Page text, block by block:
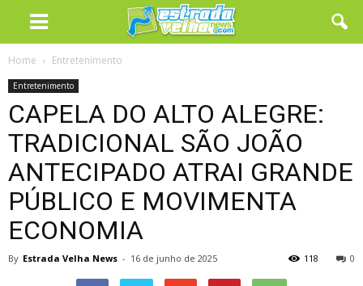
Home Entretenimento
Entretenimento
CAPELA DO ALTO ALEGRE:
TRADICIONAL SÃO JOÃO
ANTECIPADO ATRAI GRANDE
PÚBLICO E MOVIMENTA
ECONOMIA
By Estrada Velha News - 16 de junho de 2025 0
118